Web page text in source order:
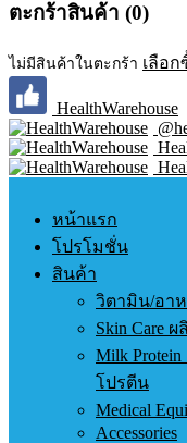
ตะกร้าสินค้า (0)
ไม่มีสินค้าในตะกร้า เลือ
HealthWarehouse
หน้าแรก
โปรโมชั่น
สินค้า
วิตามิน/อาห
Skin Care
Milk
โปรตีน
Medical
Accessories